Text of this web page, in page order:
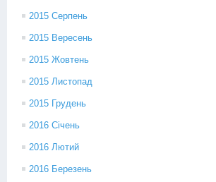
2015 Серпень
2015 Вересень
2015 Жовтень
2015 Листопад
2015 Грудень
2016 Січень
2016 Лютий
2016 Березень